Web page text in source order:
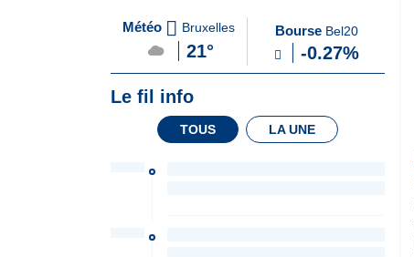
du Soir
Une
Météo Bruxelles
21°
Bourse Bel20
-0.27%
Le fil info
LA UNE
TOUS